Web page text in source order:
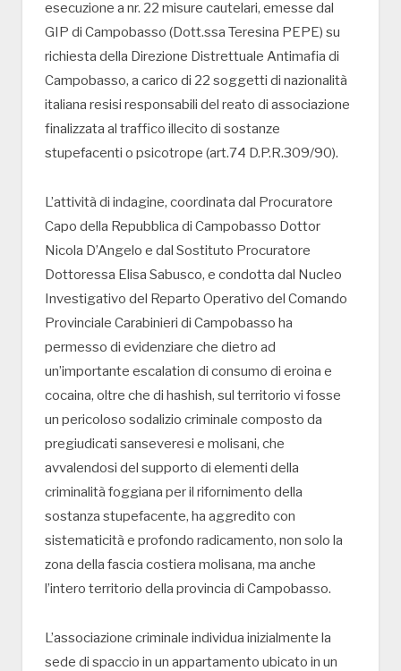
esecuzione a nr. 22 misure cautelari, emesse dal
GIP di Campobasso (Dott.ssa Teresina PEPE) su
richiesta della Direzione Distrettuale Antimafia di
Campobasso, a carico di 22 soggetti di nazionalità
italiana resisi responsabili del reato di associazione
finalizzata al traffico illecito di sostanze
stupefacenti o psicotrope (art.74 D.P.R.309/90).
L’attività di indagine, coordinata dal Procuratore
Capo della Repubblica di Campobasso Dottor
Nicola D’Angelo e dal Sostituto Procuratore
Dottoressa Elisa Sabusco, e condotta dal Nucleo
Investigativo del Reparto Operativo del Comando
Provinciale Carabinieri di Campobasso ha
permesso di evidenziare che dietro ad
un’importante escalation di consumo di eroina e
cocaina, oltre che di hashish, sul territorio vi fosse
un pericoloso sodalizio criminale composto da
pregiudicati sanseveresi e molisani, che
avvalendosi del supporto di elementi della
criminalità foggiana per il rifornimento della
sostanza stupefacente, ha aggredito con
sistematicità e profondo radicamento, non solo la
zona della fascia costiera molisana, ma anche
l’intero territorio della provincia di Campobasso.
L’associazione criminale individua inizialmente la
sede di spaccio in un appartamento ubicato in un